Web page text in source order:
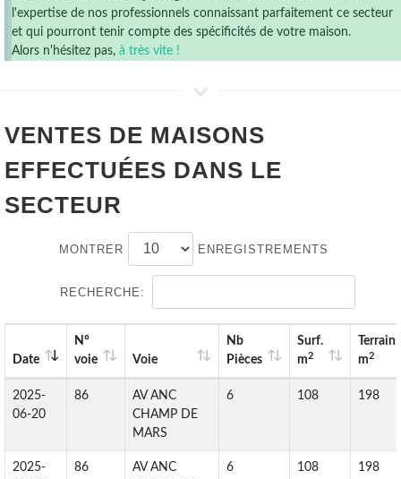
l'expertise de nos professionnels connaissant parfaitement ce secteur
et qui pourront tenir compte des spécificités de votre maison.
Alors n'hésitez pas, à très vite !
VENTES DE MAISONS
EFFECTUÉES DANS LE
SECTEUR
MONTRER ENREGISTREMENTS
RECHERCHE:
Date
N°
voie
Voie
Nb
Pièces
Surf.
m2
Terrain
m2
2025-
06-20
86
AV ANC
CHAMP DE
MARS
6 108 198
2025-
86
AV ANC
6 108 198